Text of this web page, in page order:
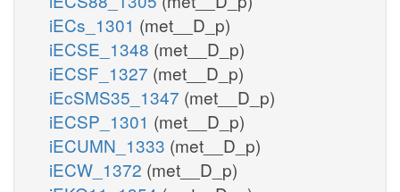
iECs_1301 (met__D_p)
iECSE_1348 (met__D_p)
iECSF_1327 (met__D_p)
iEcSMS35_1347 (met__D_p)
iECSP_1301 (met__D_p)
iECUMN_1333 (met__D_p)
iECW_1372 (met__D_p)